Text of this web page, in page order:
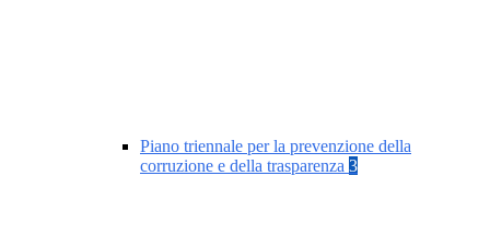
Piano triennale per la prevenzione della
corruzione e della trasparenza 3